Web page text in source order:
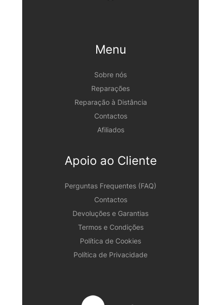
Menu
Sobre nós
Reparações
Reparação à Distância
Contactos
Afiliados
Apoio ao Cliente
Perguntas Frequentes (FAQ)
Contactos
Devoluções e Garantias
Termos e Condições
Política de Cookies
Política de Privacidade